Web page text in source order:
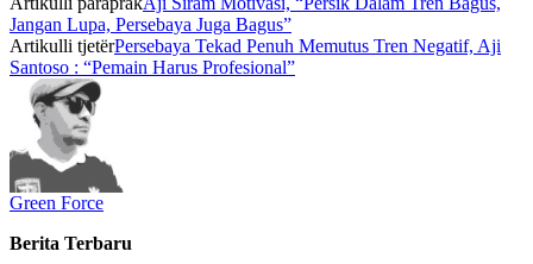
Jangan Lupa, Persebaya Juga Bagus”
Artikulli tjetërPersebaya Tekad Penuh Memutus Tren Negatif, Aji
Santoso : “Pemain Harus Profesional”
Green Force
Berita Terbaru